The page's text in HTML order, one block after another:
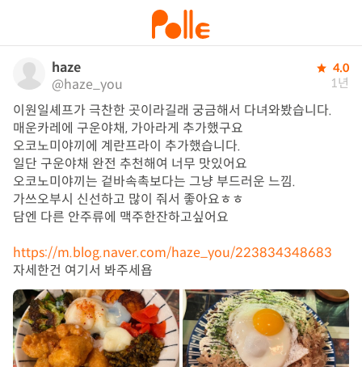
haze
@haze_you
4.0
1년
이원일셰프가 극찬한 곳이라길래 궁금해서 다녀와봤습니다.
매운카레에 구운야채, 가아라게 추가했구요
오코노미야끼에 계란프라이 추가했습니다.
일단 구운야채 완전 추천해여 너무 맛있어요
오코노미야끼는 겉바속촉보다는 그냥 부드러운 느낌.
가쓰오부시 신선하고 많이 줘서 좋아요ㅎㅎ
담엔 다른 안주류에 맥주한잔하고싶어요
https://m.blog.naver.com/haze_you/223834348683
자세한건 여기서 봐주세욥